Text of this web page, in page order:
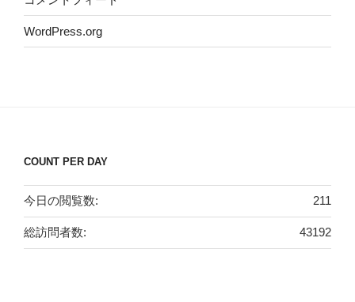
WordPress.org
COUNT PER DAY
211
今日の閲覧数:
43192
総訪問者数: